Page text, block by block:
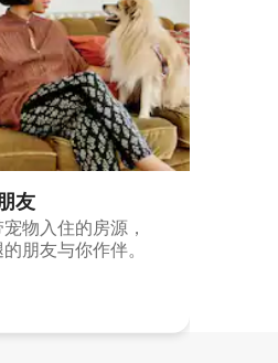
友
物入住的房源，
朋友与你作伴。